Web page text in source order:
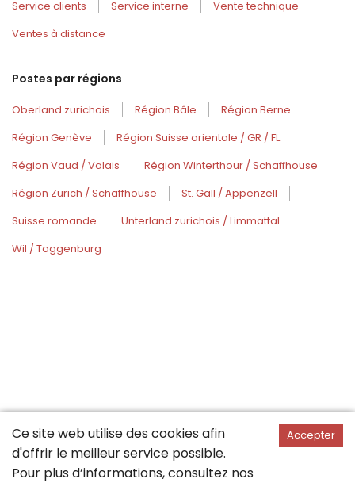
Service clients
Service interne
Vente technique
Ventes à distance
Postes par régions
Oberland zurichois Région Bâle
Région Berne
Région Genève
Région Suisse orientale / GR / FL
Région Vaud / Valais
Région Winterthour / Schaffhouse
Région Zurich / Schaffhouse
St. Gall / Appenzell
Suisse romande
Unterland zurichois / Limmattal
Wil / Toggenburg
Ce site web utilise des cookies afin
d'offrir le meilleur service possible.
Pour plus d’informations, consultez nos
Accepter